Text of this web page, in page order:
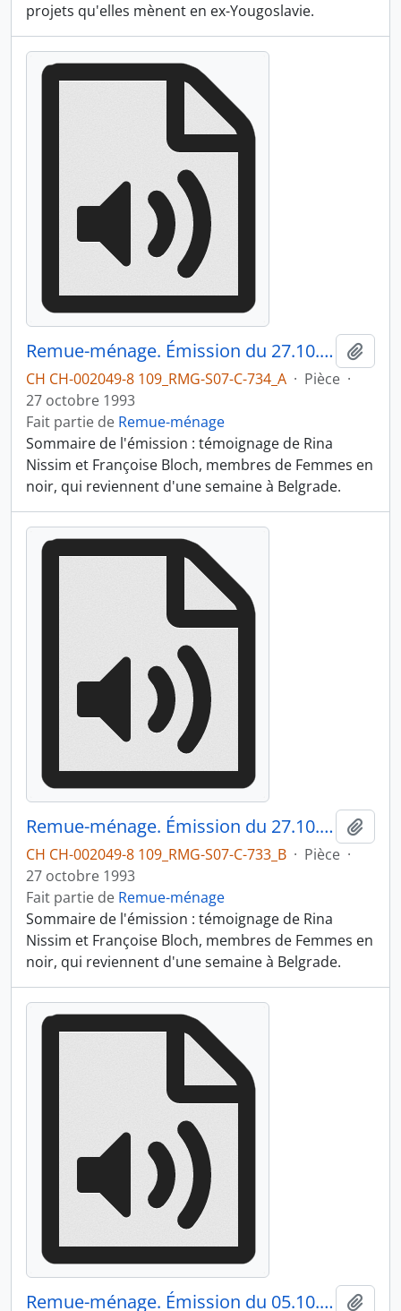
projets qu'elles mènent en ex-Yougoslavie.
Remue-ménage. Émission du 27.10.1993 3/3
CH CH-002049-8 109_RMG-S07-C-734_A · Pièce ·
27 octobre 1993
Fait partie de Remue-ménage
Sommaire de l'émission : témoignage de Rina
Nissim et Françoise Bloch, membres de Femmes en
noir, qui reviennent d'une semaine à Belgrade.
Remue-ménage. Émission du 27.10.1993 2/3
CH CH-002049-8 109_RMG-S07-C-733_B · Pièce ·
27 octobre 1993
Fait partie de Remue-ménage
Sommaire de l'émission : témoignage de Rina
Nissim et Françoise Bloch, membres de Femmes en
noir, qui reviennent d'une semaine à Belgrade.
Remue-ménage. Émission du 05.10.1994 3/3